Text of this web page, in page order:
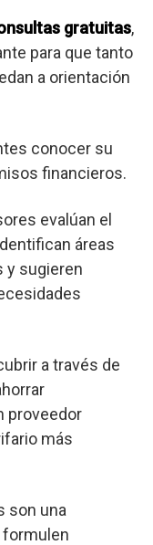
gratuitas,
para que tanto
a orientación
conocer su
financieros.
evalúan el
áreas
y sugieren
a través de
proveedor
más
son una
formulen